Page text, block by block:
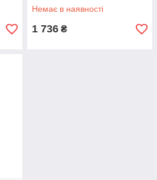
Немає в наявності
1 736 ₴